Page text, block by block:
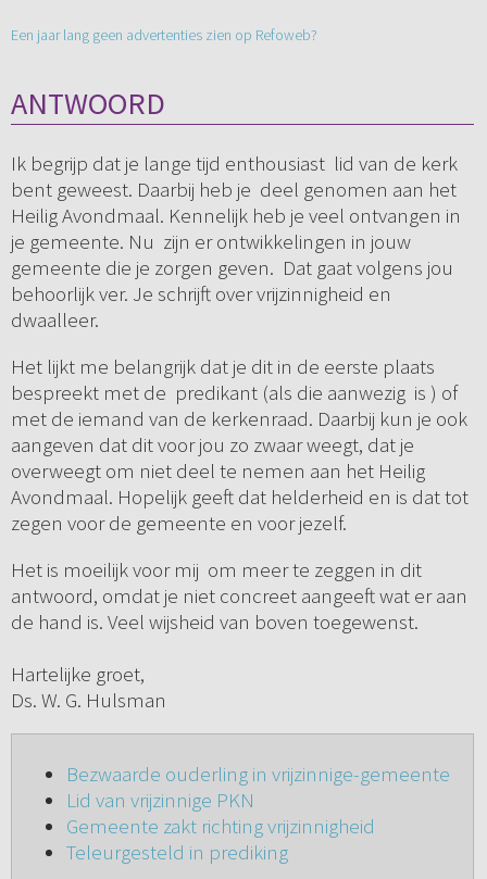
Een jaar lang geen advertenties zien op Refoweb?
ANTWOORD
Ik begrijp dat je lange tijd enthousiast lid van de kerk
bent geweest. Daarbij heb je deel genomen aan het
Heilig Avondmaal. Kennelijk heb je veel ontvangen in
je gemeente. Nu zijn er ontwikkelingen in jouw
gemeente die je zorgen geven. Dat gaat volgens jou
behoorlijk ver. Je schrijft over vrijzinnigheid en
dwaalleer.
Het lijkt me belangrijk dat je dit in de eerste plaats
bespreekt met de predikant (als die aanwezig is ) of
met de iemand van de kerkenraad. Daarbij kun je ook
aangeven dat dit voor jou zo zwaar weegt, dat je
overweegt om niet deel te nemen aan het Heilig
Avondmaal. Hopelijk geeft dat helderheid en is dat tot
zegen voor de gemeente en voor jezelf.
Het is moeilijk voor mij om meer te zeggen in dit
antwoord, omdat je niet concreet aangeeft wat er aan
de hand is. Veel wijsheid van boven toegewenst.
Hartelijke groet,
Ds. W. G. Hulsman
Bezwaarde ouderling in vrijzinnige-gemeente
Lid van vrijzinnige PKN
Gemeente zakt richting vrijzinnigheid
Teleurgesteld in prediking